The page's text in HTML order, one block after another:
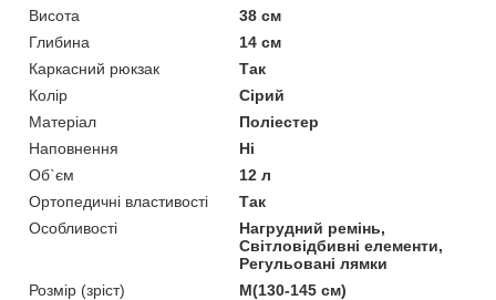
Висота
38 см
Глибина
14 см
Каркасний рюкзак
Так
Колір
Сірий
Матеріал
Поліестер
Наповнення
Ні
Об`єм
12 л
Ортопедичні властивості
Так
Особливості
Нагрудний ремінь,
Світловідбивні елементи,
Регульовані лямки
Розмір (зріст)
M(130-145 см)